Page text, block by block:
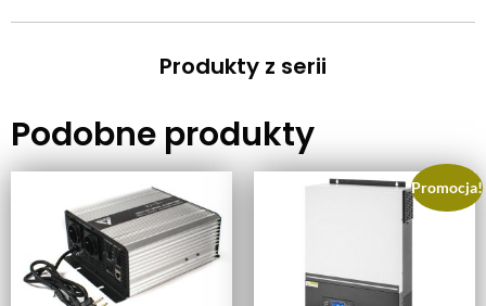
Produkty z serii
Podobne produkty
Promocja!